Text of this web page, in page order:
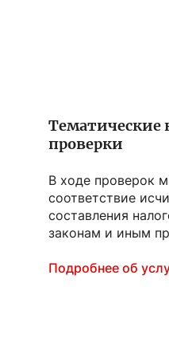
Тематические
проверки
В ходе проверок
соответствие
составления
законам и иным
Подробнее об